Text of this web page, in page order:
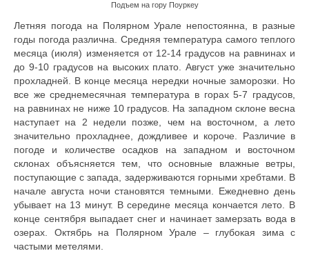
Подъем на гору Поуркеу
Летняя погода на Полярном Урале непостоянна, в разные
годы погода различна. Средняя температура самого теплого
месяца (июля) изменяется от 12-14 градусов на равнинах и
до 9-10 градусов на высоких плато. Август уже значительно
прохладней. В конце месяца нередки ночные заморозки. Но
все же среднемесячная температура в горах 5-7 градусов,
на равнинах не ниже 10 градусов. На западном склоне весна
наступает на 2 недели позже, чем на восточном, а лето
значительно прохладнее, дождливее и короче. Различие в
погоде и количестве осадков на западном и восточном
склонах объясняется тем, что основные влажные ветры,
поступающие с запада, задерживаются горными хребтами. В
начале августа ночи становятся темными. Ежедневно день
убывает на 13 минут. В середине месяца кончается лето. В
конце сентября выпадает снег и начинает замерзать вода в
озерах. Октябрь на Полярном Урале – глубокая зима с
частыми метелями.